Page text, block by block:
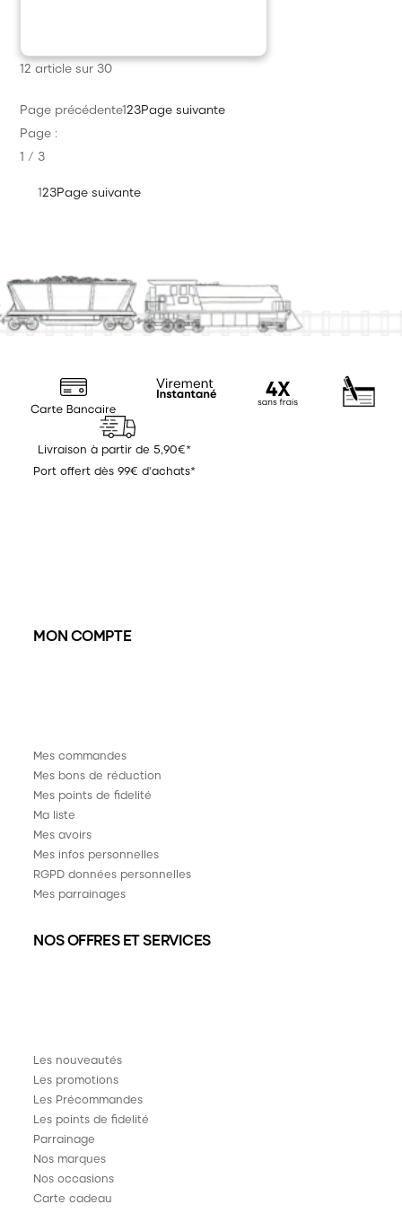
12 article sur 30
Page précédente123Page suivante
Page :
1 / 3
123Page suivante
Livraison à partir de 5,90€*
Port offert dès 99€ d'achats*
MON COMPTE
Mes commandes
Mes bons de réduction
Mes points de fidelité
Ma liste
Mes avoirs
Mes infos personnelles
RGPD données personnelles
Mes parrainages
NOS OFFRES ET SERVICES
Les nouveautés
Les promotions
Les Précommandes
Les points de fidelité
Parrainage
Nos marques
Nos occasions
Carte cadeau